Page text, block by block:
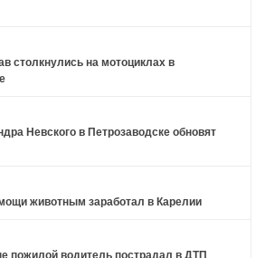
столкнулись на мотоциклах в
Невского в Петрозаводске обновят
животным заработал в Карелии
пожилой водитель пострадал в ДТП